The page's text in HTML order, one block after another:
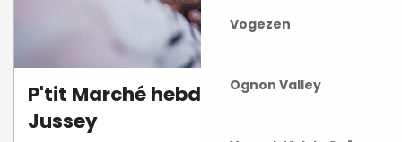
Vogezen
Ognon Valley
P'tit Marché hebdomadaire de
Jussey